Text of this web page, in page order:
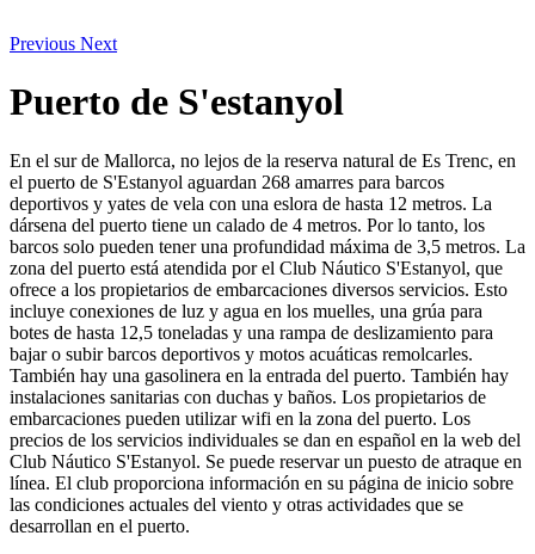
Previous Next
Puerto de S'estanyol
En el sur de Mallorca, no lejos de la reserva natural de Es Trenc, en
el puerto de S'Estanyol aguardan 268 amarres para barcos
deportivos y yates de vela con una eslora de hasta 12 metros. La
dársena del puerto tiene un calado de 4 metros. Por lo tanto, los
barcos solo pueden tener una profundidad máxima de 3,5 metros. La
zona del puerto está atendida por el Club Náutico S'Estanyol, que
ofrece a los propietarios de embarcaciones diversos servicios. Esto
incluye conexiones de luz y agua en los muelles, una grúa para
botes de hasta 12,5 toneladas y una rampa de deslizamiento para
bajar o subir barcos deportivos y motos acuáticas remolcarles.
También hay una gasolinera en la entrada del puerto. También hay
instalaciones sanitarias con duchas y baños. Los propietarios de
embarcaciones pueden utilizar wifi en la zona del puerto. Los
precios de los servicios individuales se dan en español en la web del
Club Náutico S'Estanyol. Se puede reservar un puesto de atraque en
línea. El club proporciona información en su página de inicio sobre
las condiciones actuales del viento y otras actividades que se
desarrollan en el puerto.